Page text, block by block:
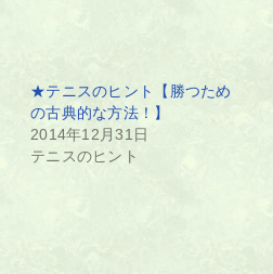
★テニスのヒント【勝つため
の古典的な方法！】
2014年12月31日
テニスのヒント